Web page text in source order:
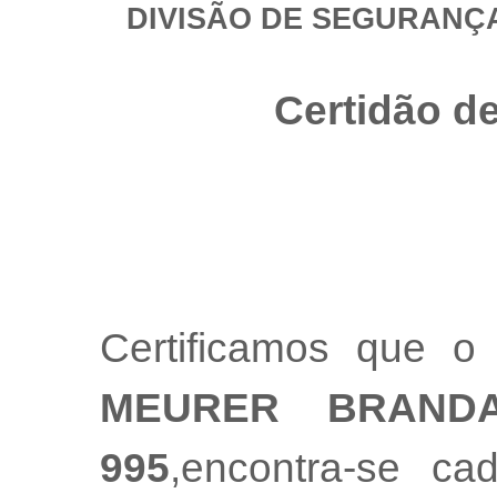
DIVISÃO DE
Certidão
Certificamos que
MEURER
995,encontra-se